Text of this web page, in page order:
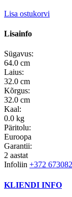
Lisa ostukorvi
Lisainfo
Sügavus:
64.0 cm
Laius:
32.0 cm
Kõrgus:
32.0 cm
Kaal:
0.0 kg
Päritolu:
Euroopa
Garantii:
2 aastat
Infoliin +372
KLIENDI INFO